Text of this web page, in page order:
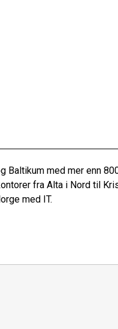
Baltikum med mer enn
fra Alta i Nord til
med IT.